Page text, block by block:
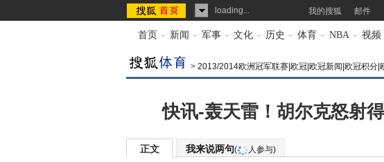
loading... 我的搜狐 邮件
首页 - 新闻 - 军事 - 文化 - 历史 - 体育 - NBA - 视频
> 2013/2014欧洲冠军联赛|欧冠|欧冠新闻|欧冠积分|
快讯-轰天雷！胡尔克怒射
正文 我来说两句( 人参与)